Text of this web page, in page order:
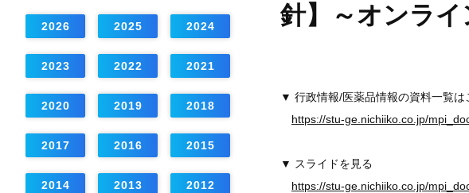
針】～オンラ
▼ 行政情報/医薬品情報の資料一覧は
https://stu-ge.nichiiko.co.jp/
▼ スライドを見る
https://stu-ge.nichiiko.co.jp/
2026 2025 2024
2023 2022 2021
2020 2019 2018
2017 2016 2015
2014 2013 2012